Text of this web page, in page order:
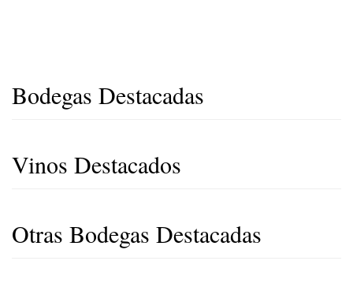
Bodegas Destacadas
Vinos Destacados
Otras Bodegas Destacadas